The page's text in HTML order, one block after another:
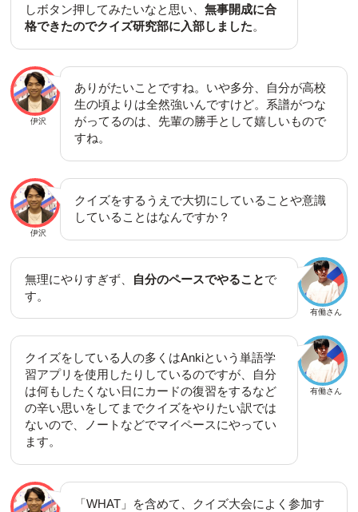
しボタン押してみたいなと思い、 無事開成に合
格できたのでクイズ研究部に入部しました。
伊沢
ありがたいことですね。いや多分、自分が高校
生の頃よりは全然強いんですけど。系譜がつな
がってるのは、先輩の勝手として嬉しいもので
すね。
伊沢
クイズをするうえで大切にしていることや意識
していることはなんですか？
有働さん
無理にやりすぎず、 自分のペースでやることで
す。
有働さん
クイズをしている人の多くはAnkiという単語学
習アプリを使用したりしているのですが、自分
は何もしたくない日にカードの復習をするなど
の辛い思いをしてまでクイズをやりたい訳では
ないので、ノートなどでマイペースにやってい
ます。
「WHAT」を含めて、クイズ大会によく参加す